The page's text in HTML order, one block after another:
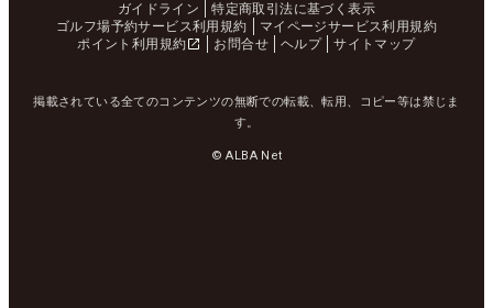
ガイドライン
特定商取引法に基づく表示
ゴルフ場予約サービス利用規約
マイページサービス利用規約
ポイント利用規約
お問合せ ヘルプ サイトマップ
掲載されている全てのコンテンツの無断での転載、転用、コピー等は禁じま
す。
© ALBA Net